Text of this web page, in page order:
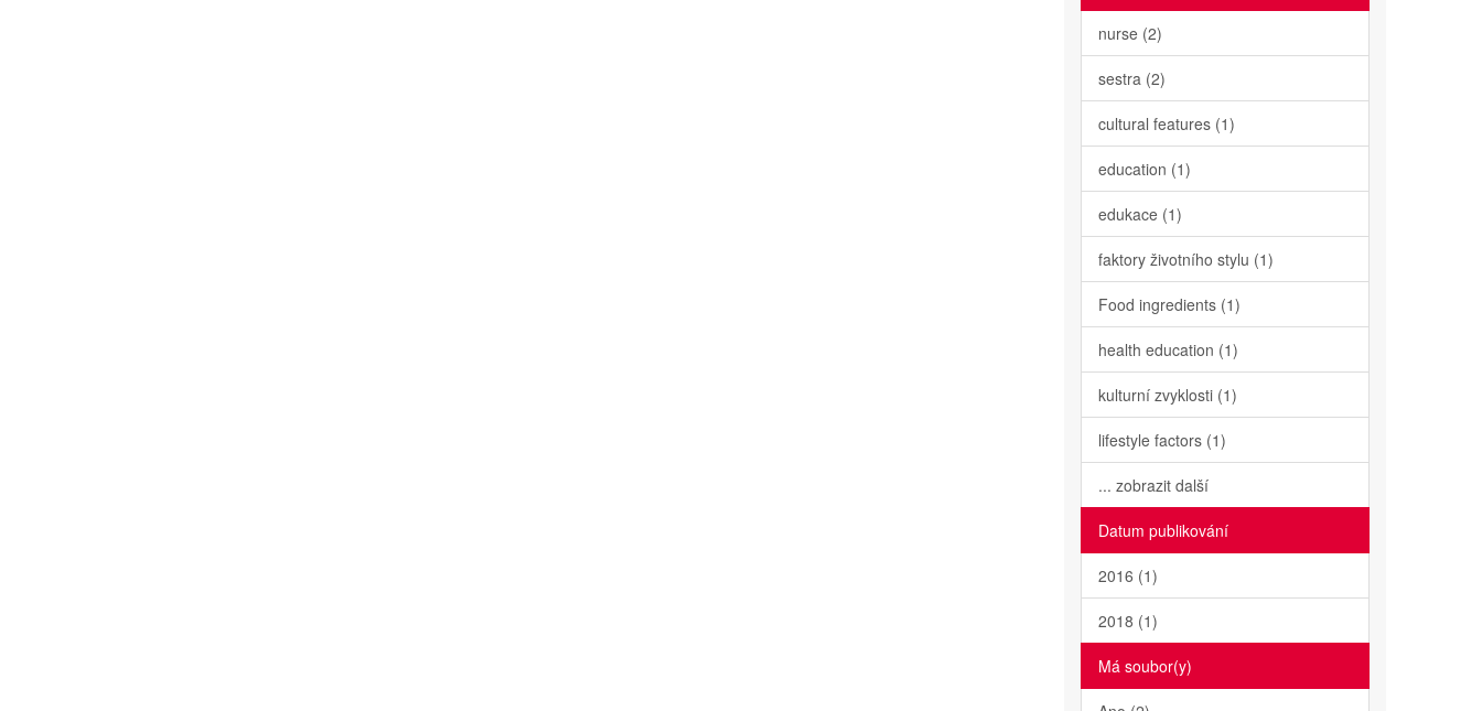
nurse (2)
sestra (2)
cultural features (1)
education (1)
edukace (1)
faktory životního stylu (1)
Food ingredients (1)
health education (1)
kulturní zvyklosti (1)
lifestyle factors (1)
... zobrazit další
Datum publikování
2016 (1)
2018 (1)
Má soubor(y)